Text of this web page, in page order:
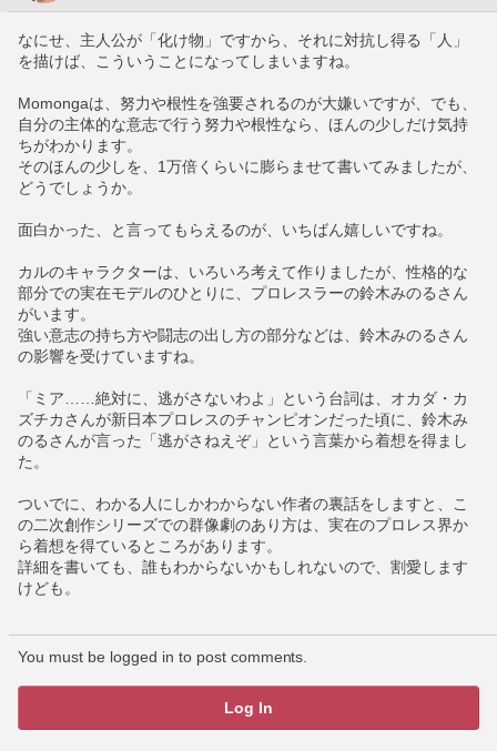
なにせ、主人公が「化け物」ですから、それに対抗し得る「人」
を描けば、こういうことになってしまいますね。
Momongaは、努力や根性を強要されるのが大嫌いですが、でも、
自分の主体的な意志で行う努力や根性なら、ほんの少しだけ気持
ちがわかります。
そのほんの少しを、1万倍くらいに膨らませて書いてみましたが、
どうでしょうか。
面白かった、と言ってもらえるのが、いちばん嬉しいですね。
カルのキャラクターは、いろいろ考えて作りましたが、性格的な
部分での実在モデルのひとりに、プロレスラーの鈴木みのるさん
がいます。
強い意志の持ち方や闘志の出し方の部分などは、鈴木みのるさん
の影響を受けていますね。
「ミア……絶対に、逃がさないわよ」という台詞は、オカダ・カ
ズチカさんが新日本プロレスのチャンピオンだった頃に、鈴木み
のるさんが言った「逃がさねえぞ」という言葉から着想を得まし
た。
ついでに、わかる人にしかわからない作者の裏話をしますと、こ
の二次創作シリーズでの群像劇のあり方は、実在のプロレス界か
ら着想を得ているところがあります。
詳細を書いても、誰もわからないかもしれないので、割愛します
けども。
You must be logged in to post comments.
Log In